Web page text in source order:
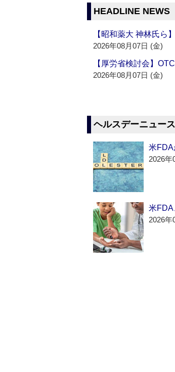
HEADLINE NEWS
【昭和薬大 神林氏ら
2026年08月07日 (金)
【厚労省検討会】
2026年08月07日 (金)
ヘルスデーニュー
米
2026年
米FDA
2026年